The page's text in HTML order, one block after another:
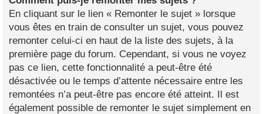
En cliquant sur le lien « Remonter le sujet » lorsque
vous êtes en train de consulter un sujet, vous pouvez
remonter celui-ci en haut de la liste des sujets, à la
première page du forum. Cependant, si vous ne voyez
pas ce lien, cette fonctionnalité a peut-être été
désactivée ou le temps d’attente nécessaire entre les
remontées n’a peut-être pas encore été atteint. Il est
également possible de remonter le sujet simplement en